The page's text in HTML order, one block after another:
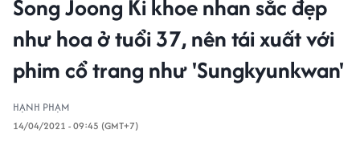
Song Joong Ki khoe nhan sắc đẹp
như hoa ở tuổi 37, nên tái xuất với
phim cổ trang như 'Sungkyunkwan'
HẠNH PHẠM
14/04/2021 - 09:45 (GMT+7)